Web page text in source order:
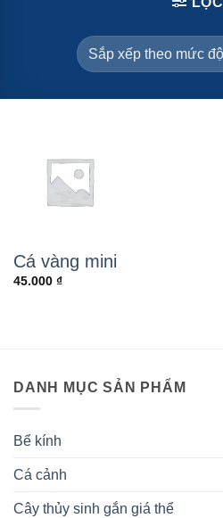
Cá vàng mini
45.000 ₫
DANH MỤC SẢN PHẨM
Bể kính
Cá cảnh
Cây thủy sinh gắn giá thể